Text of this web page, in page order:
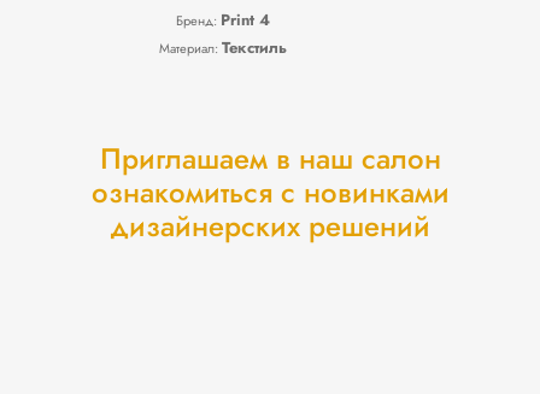
Бренд: Print 4
Материал: Текстиль
Приглашаем в наш салон
ознакомиться с новинками
дизайнерских решений